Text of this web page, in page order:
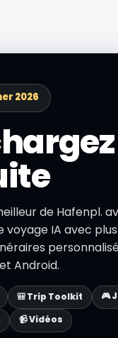
2026
de Hafenpl.
IA avec plus
Android.
🎒 Trip Toolkit
🎮
📹 Vidéos